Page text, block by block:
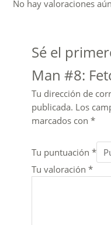
No hay valoraciones
Sé el
Man #8:
Tu dirección de
publicada. Los
marcados con *
Tu puntuación *
Tu valoración *